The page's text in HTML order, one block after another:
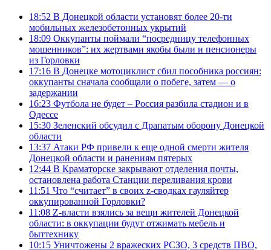
18:52 В Донецкой области установят более 20-ти
мобильных железобетонных укрытий
18:09 Оккупанты поймали “посредницу телефонных
мошенников”: их жертвами якобы были и пенсионеры
из Горловки
17:16 В Донецке мотоциклист сбил пособника россиян:
оккупанты сначала сообщали о побеге, затем — о
задержании
16:23 Футбола не будет – Россия разбила стадион и в
Одессе
15:30 Зеленский обсудил с Драпатым оборону Донецкой
области
13:37 Атаки РФ привели к еще одной смерти жителя
Донецкой области и ранениям пятерых
12:44 В Краматорске закрывают отделения почты,
остановлена работа Станции переливания крови
11:51 Что “считает” в своих z-сводках гауляйтер
оккупированной Горловки?
11:08 Z-власти взялись за вещи жителей Донецкой
области: в оккупации будут отжимать мебель и
быттехнику
10:15 Уничтожены 2 вражеских РСЗО, 3 средств ПВО,